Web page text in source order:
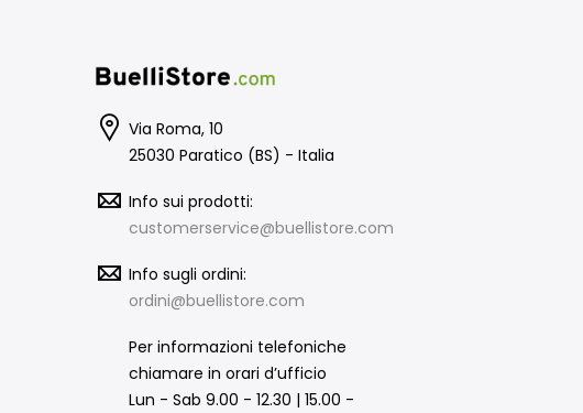
Via Roma, 10
25030 Paratico (BS) - Italia
Info sui prodotti:
customerservice@buellistore.com
Info sugli ordini:
ordini@buellistore.com
Per informazioni telefoniche
chiamare in orari d’ufficio
Lun - Sab 9.00 - 12.30 | 15.00 -